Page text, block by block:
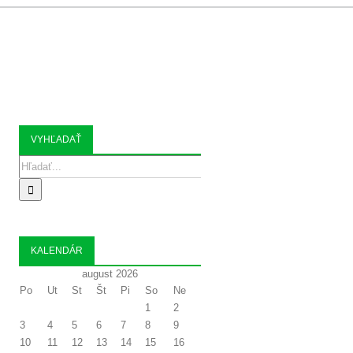
VYHĽADAŤ
Search
for:
KALENDÁR
august 2026
Po
Ut St Št Pi So
Ne
1
2
3
4 5 6 7 8
9
10
11 12 13 14 15 16